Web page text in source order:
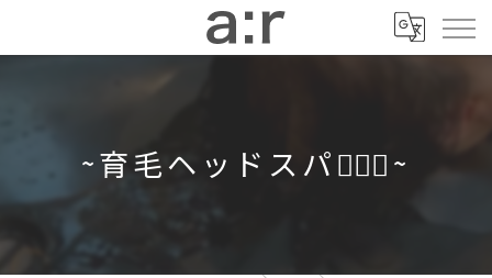
~育毛ヘッドスパ💆🏻‍♀️~